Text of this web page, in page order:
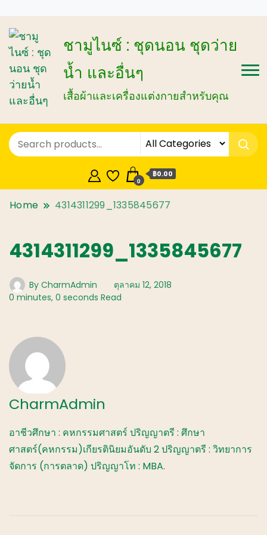
ชามูไนซ์ : ชุดนอน ชุดว่าย
น้ำ และอื่นๆ
เสื้อผ้าและเครื่องแต่งกายสำหรับคุณ
0
฿0.00
Home 4314311299_1335845677
4314311299_1335845677
By CharmAdmin
ตุลาคม 12, 2018
0 minutes, 0 seconds Read
CharmAdmin
อาชีวศึกษา : คหกรรมศาสตร์ ปริญญาตรี : ศึกษา
ศาสตร์(คหกรรม)เกียรตินิยมอันดับ 2 ปริญญาตรี : วิทยาการ
จัดการ (การตลาด) ปริญญาโท : MBA.